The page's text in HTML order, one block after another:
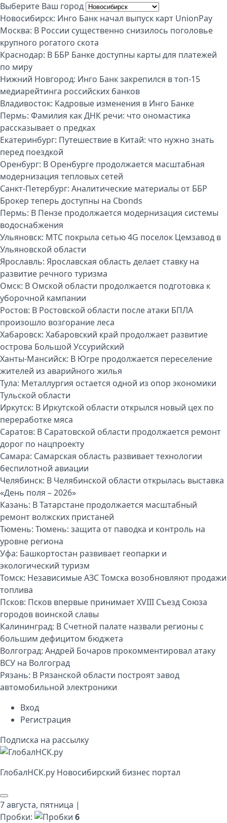
Выберите Ваш город
Новосибирск: Инго Банк начал выпуск карт UnionPay
Москва: В России существенно снизилось поголовье
крупного рогатого скота
Краснодар: В ББР Банке доступны карты для платежей
по миру
Нижний Новгород: Инго Банк закрепился в топ-15
медиарейтинга российских банков
Владивосток: Кадровые изменения в Инго Банке
Пермь: Фамилия как ДНК речи: что ономастика
рассказывает о предках
Екатеринбург: Путешествие в Китай: что нужно знать
перед поездкой
Оренбург: В Оренбурге продолжается масштабная
модернизация тепловых сетей
Санкт-Петербург: Аналитические материалы от ББР
Брокер теперь доступны на Cbonds
Пермь: В Пензе продолжается модернизация системы
водоснабжения
Ульяновск: МТС покрыла сетью 4G поселок Цемзавод в
Ульяновской области
Ярославль: Ярославская область делает ставку на
развитие речного туризма
Омск: В Омской области продолжается подготовка к
уборочной кампании
Ростов: В Ростовской области после атаки БПЛА
произошло возгорание леса
Хабаровск: Хабаровский край продолжает развитие
острова Большой Уссурийский
Ханты-Мансийск: В Югре продолжается переселение
жителей из аварийного жилья
Тула: Металлургия остается одной из опор экономики
Тульской области
Иркутск: В Иркутской области открылся новый цех по
переработке мяса
Саратов: В Саратовской области продолжается ремонт
дорог по нацпроекту
Самара: Самарская область развивает технологии
беспилотной авиации
Челябинск: В Челябинской области открылась выставка
«День поля – 2026»
Казань: В Татарстане продолжается масштабный
ремонт волжских пристаней
Тюмень: Тюмень: защита от паводка и контроль на
уровне региона
Уфа: Башкортостан развивает геопарки и
экологический туризм
Томск: Независимые АЗС Томска возобновляют продажи
топлива
Псков: Псков впервые принимает XVIII Съезд Союза
городов воинской славы
Калининград: В Счетной палате назвали регионы с
большим дефицитом бюджета
Волгоград: Андрей Бочаров прокомментировал атаку
ВСУ на Волгоград
Рязань: В Рязанской области построят завод
автомобильной электроники
Вход
Регистрация
Подписка на рассылку
ГлобалНСК.py Новосибирский бизнес портал
7 августа, пятница |
Пробки:
6